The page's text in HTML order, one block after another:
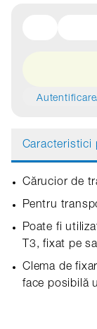
Caracteristici
Cărucior de
Pentru
Poate fi
T3, fixat pe
Clema de
face posibilă